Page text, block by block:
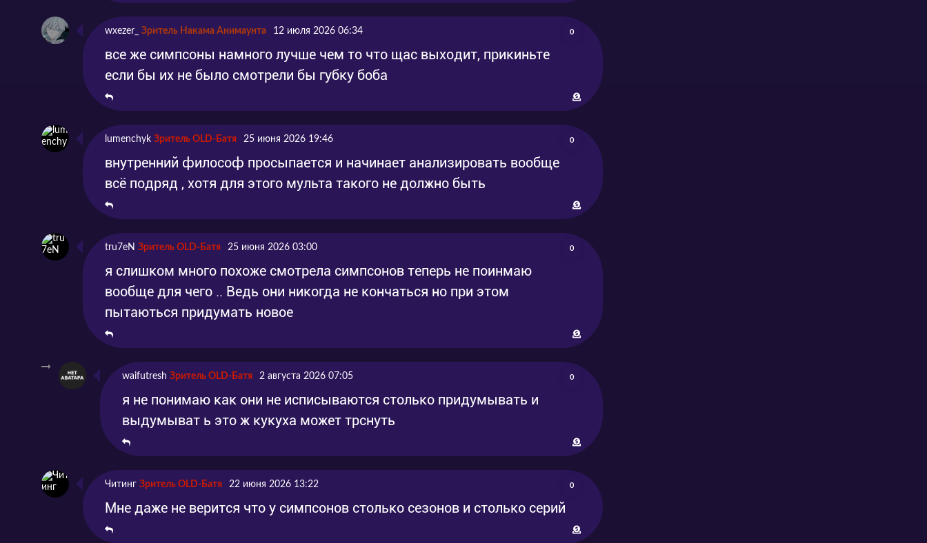
wxezer_ Зритель Накама Анимаунта 12 июля 2026 06:34 0
все же симпсоны намного лучше чем то что щас выходит, прикиньте
если бы их не было смотрели бы губку боба
lumenchyk Зритель OLD-Батя 25 июня 2026 19:46 0
внутренний философ просыпается и начинает анализировать вообще
всё подряд , хотя для этого мульта такого не должно быть
tru7eN Зритель OLD-Батя 25 июня 2026 03:00 0
я слишком много похоже смотрела симпсонов теперь не поинмаю
вообще для чего .. Ведь они никогда не кончаться но при этом
пытаються придумать новое
waifutresh Зритель OLD-Батя 2 августа 2026 07:05 0
я не понимаю как они не исписываются столько придумывать и
выдумыват ь это ж кукуха может трснуть
Читинг Зритель OLD-Батя 22 июня 2026 13:22 0
Мне даже не верится что у симпсонов столько сезонов и столько серий